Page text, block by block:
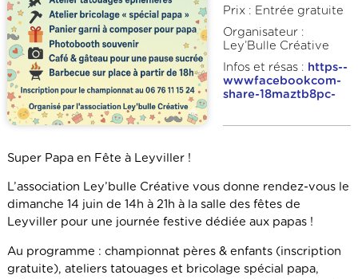
Prix : Entrée gratuite
Organisateur :
Ley’Bulle Créative
Infos et résas : https--
wwwfacebookcom-
share-18maztb8pc-
Super Papa en Fête à Leyviller !
L’association Ley’bulle Créative vous donne rendez-vous le
dimanche 14 juin de 14h à 21h à la salle des fêtes de
Leyviller pour une journée festive dédiée aux papas !
Au programme : championnat pères & enfants (inscription
gratuite), ateliers tatouages et bricolage spécial papa,